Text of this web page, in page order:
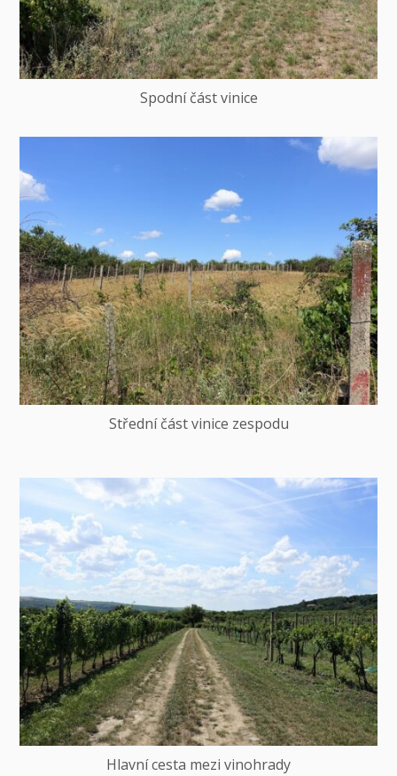
Spodní část vinice
Střední část vinice zespodu
Hlavní cesta mezi vinohrady